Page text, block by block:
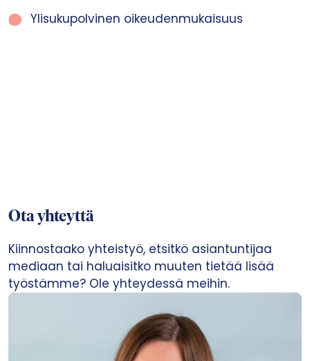
Ylisukupolvinen oikeudenmukaisuus
Ota yhteyttä
Kiinnostaako yhteistyö, etsitkö asiantuntijaa
mediaan tai haluaisitko muuten tietää lisää
työstämme? Ole yhteydessä meihin.